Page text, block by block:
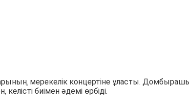
мерекелік концертіне ұласты.
биімен әдемі өрбіді.